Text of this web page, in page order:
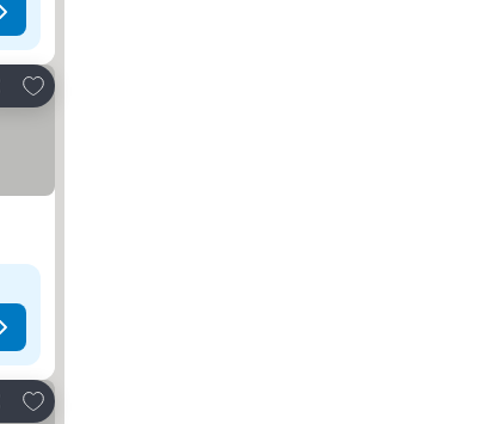
Adicionar aos favoritos
Adicionar aos favoritos